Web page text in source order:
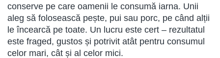
conserve pe care oamenii le consumă iarna. Unii
aleg să folosească pește, pui sau porc, pe când alții
le încearcă pe toate. Un lucru este cert – rezultatul
este fraged, gustos și potrivit atât pentru consumul
celor mari, cât și al celor mici.